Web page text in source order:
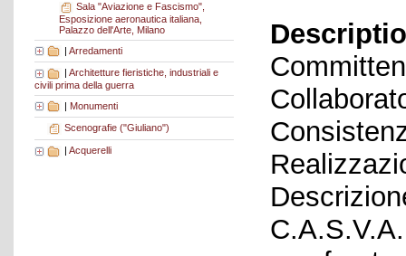
Sala "Aviazione e Fascismo",
Esposizione aeronautica italiana,
Palazzo dell'Arte, Milano
| Arredamenti
Architetture fieristiche, industriali e
civili prima della guerra
| Monumenti
Scenografie ("Giuliano")
| Acquerelli